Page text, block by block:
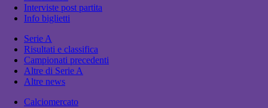
Interviste post partita
Info biglietti
Serie A
Risultati e classifica
Campionati precedenti
Altre di Serie A
Altre news
Calciomercato